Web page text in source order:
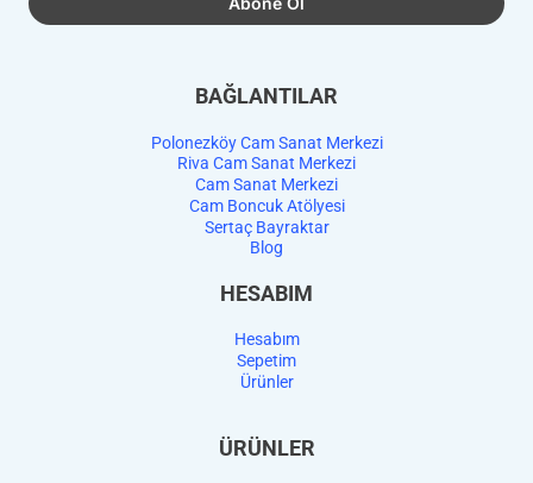
BAĞLANTILAR
Polonezköy Cam Sanat Merkezi
Riva Cam Sanat Merkezi
Cam Sanat Merkezi
Cam Boncuk Atölyesi
Sertaç Bayraktar
Blog
HESABIM
Hesabım
Sepetim
Ürünler
ÜRÜNLER